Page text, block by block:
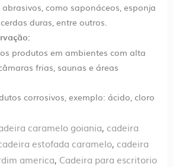
como saponáceos, esponja
duras, entre outros.
produtos em ambientes com alta
frias, saunas e áreas
corrosivos, exemplo: ácido, cloro
caramelo goiania, cadeira
estofada caramelo, cadeira
america, Cadeira para escritorio